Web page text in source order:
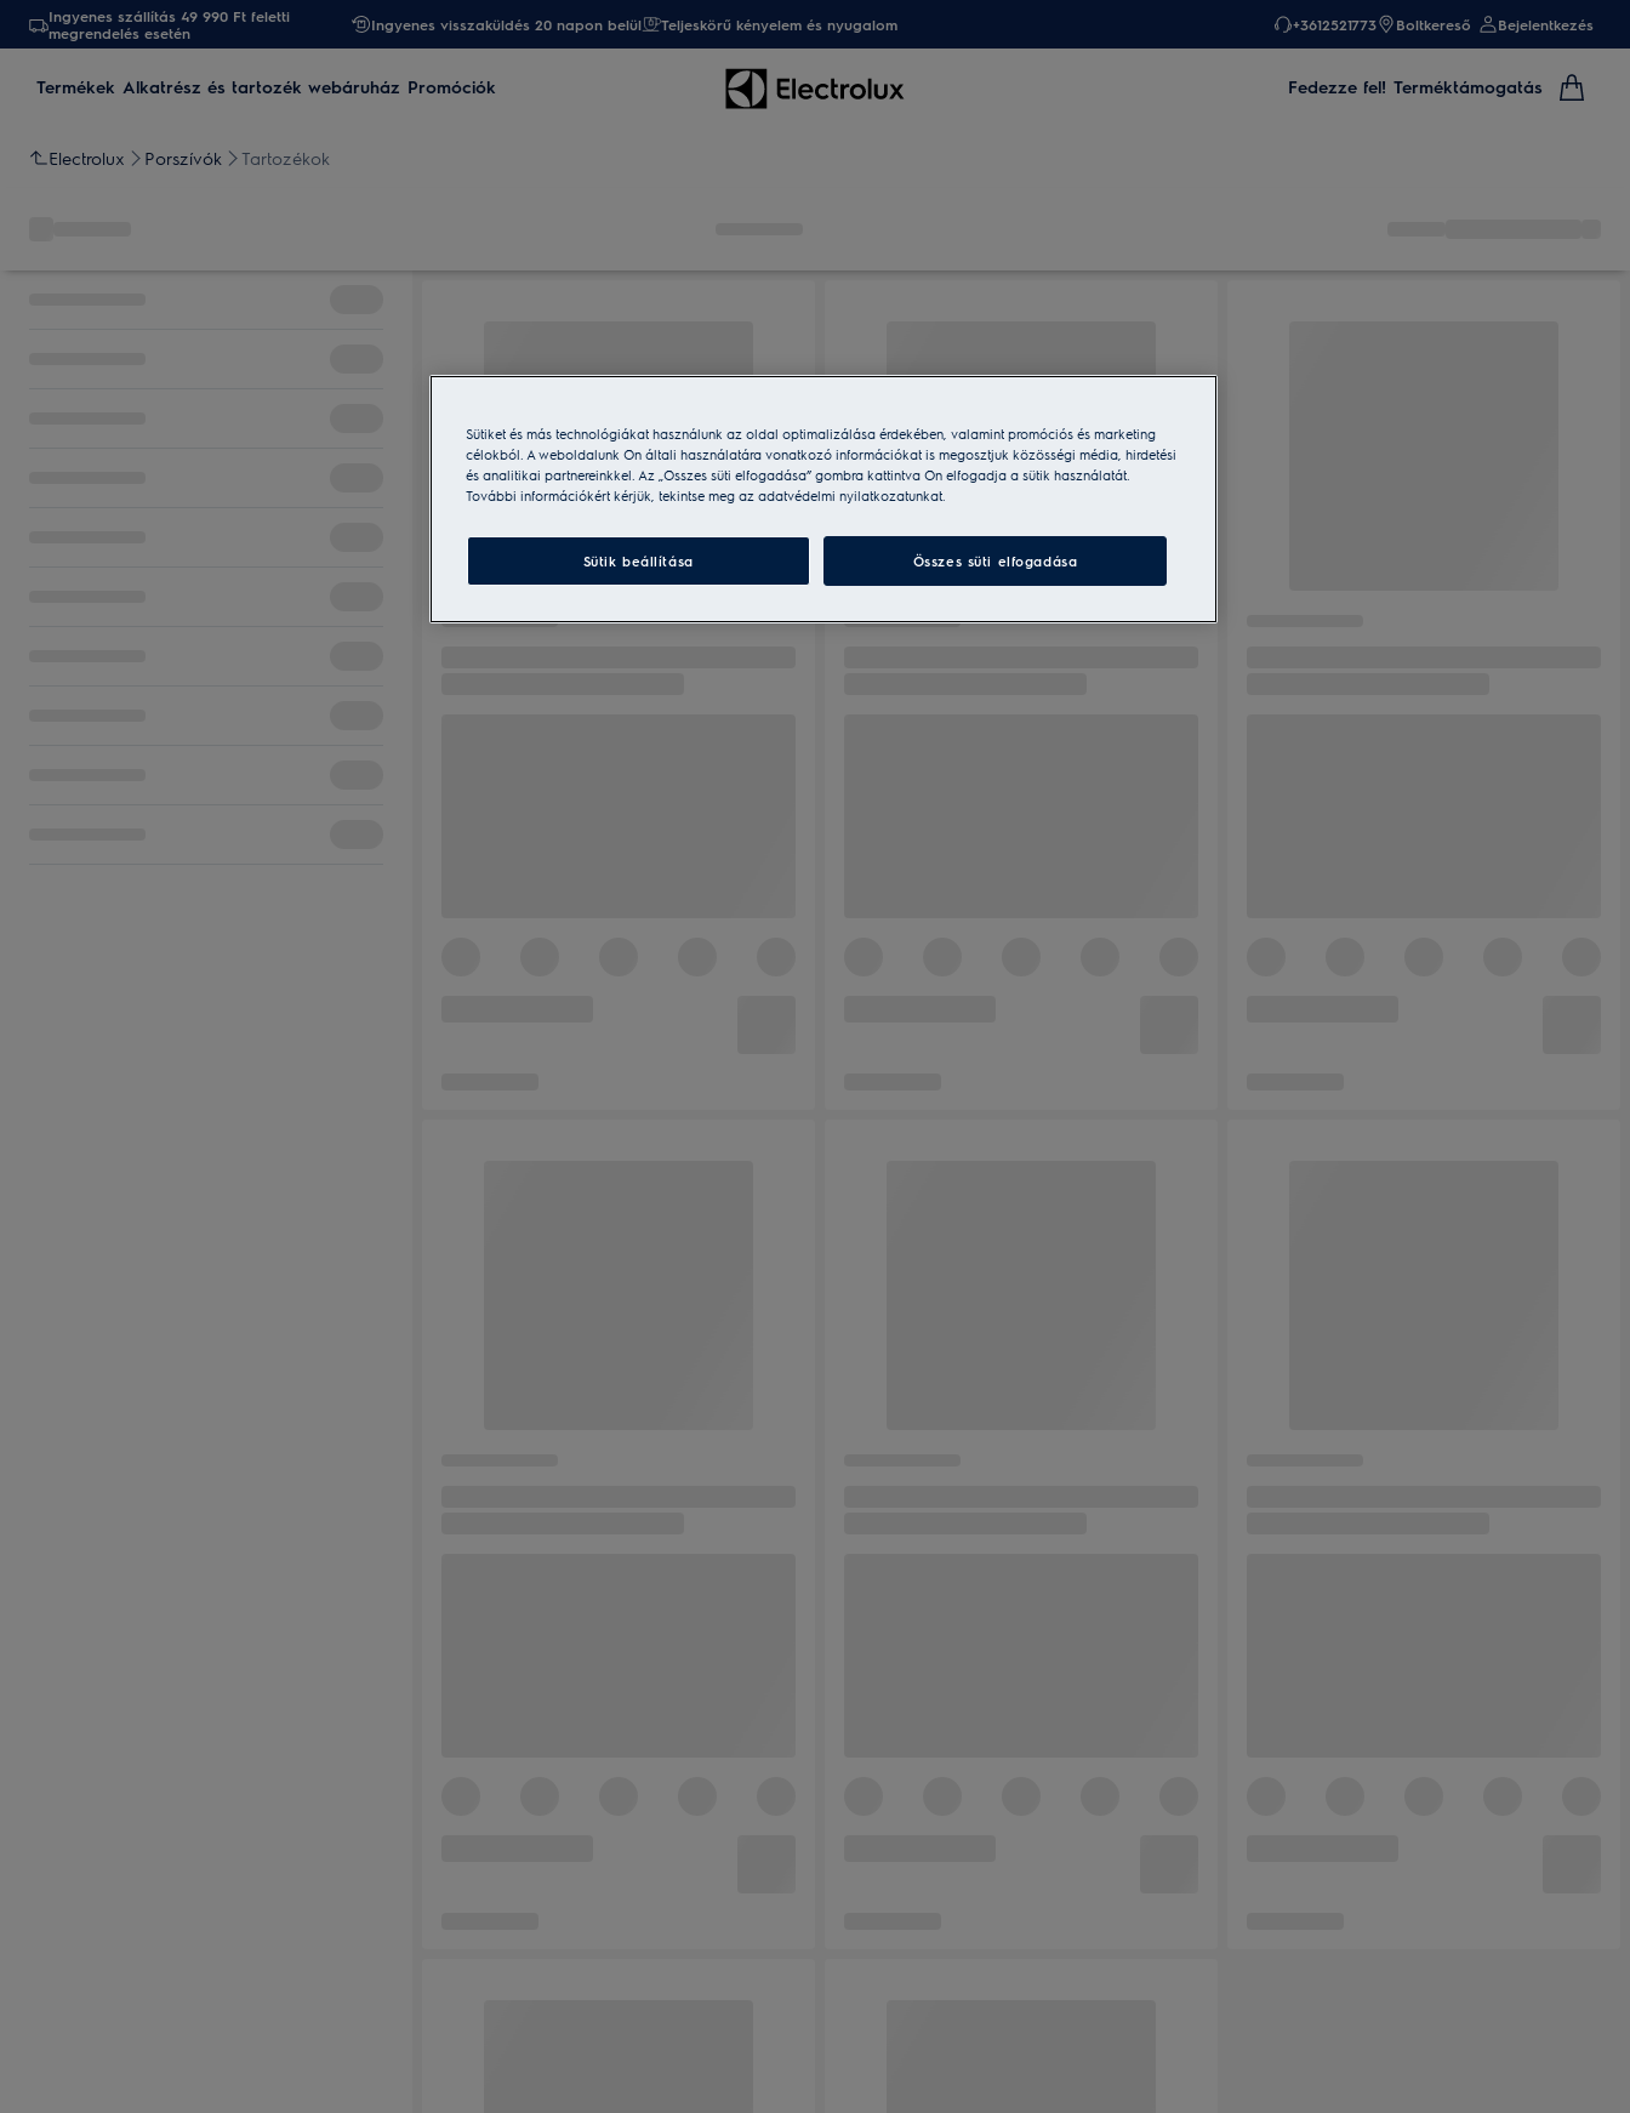
Ingyenes szállítás 49 990 Ft feletti
megrendelés esetén
Ingyenes visszaküldés 20 napon belül Teljeskörű kényelem és nyugalom +3612521773 Boltkereső Bejelentkezés
Termékek Alkatrész és tartozék webáruház Promóciók Fedezze fel! Terméktámogatás
Electrolux Porszívók Tartozékok
Sütiket és más technológiákat használunk az oldal optimalizálása érdekében, valamint promóciós és marketing
célokból. A weboldalunk Ön általi használatára vonatkozó információkat is megosztjuk közösségi média, hirdetési
és analitikai partnereinkkel. Az „Összes süti elfogadása” gombra kattintva Ön elfogadja a sütik használatát.
További információkért kérjük, tekintse meg az adatvédelmi nyilatkozatunkat.
Sütik beállítása Összes süti elfogadása